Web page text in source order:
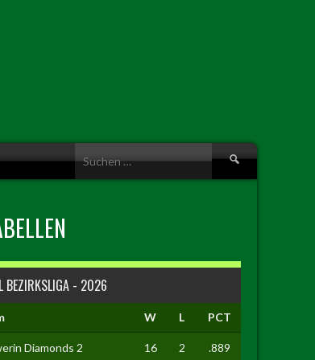
Suche
BEZIRKSLIGA - 2026
W L PCT
Diamonds 2 16 2 .889